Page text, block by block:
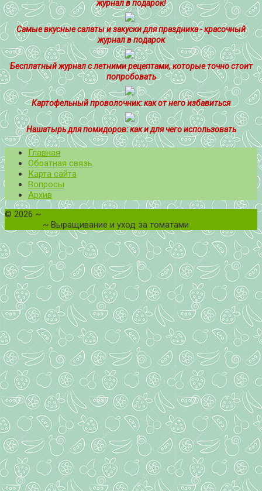
журнал в подарок!
Самые вкусные салаты и закуски для праздника - красочный
журнал в подарок
Бесплатный журнал с летними рецептами, которые точно стоит
попробовать
Картофельный проволочник: как от него избавиться
Нашатырь для помидоров: как и для чего использовать
Главная
Обратная связь
Карта сайта
Вопросы
Архив
© 2026 ~
~ Выращивание и уход за томатами